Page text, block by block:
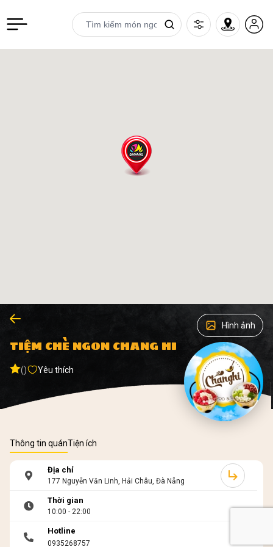
Hình ảnh
TIỆM CHÈ NGON CHANG HI
() Yêu thích
Thông tin quánTiện ích
Địa chỉ
177 Nguyễn Văn Linh, Hải Châu, Đà Nẵng
Thời gian
10:00 - 22:00
Hotline
0935268757